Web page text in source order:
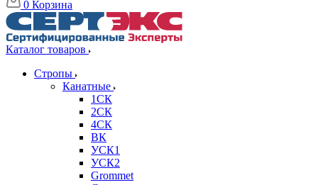
0 Корзина
Каталог товаров
Стропы
Канатные
1СК
2СК
4СК
ВК
УСК1
УСК2
Grommet